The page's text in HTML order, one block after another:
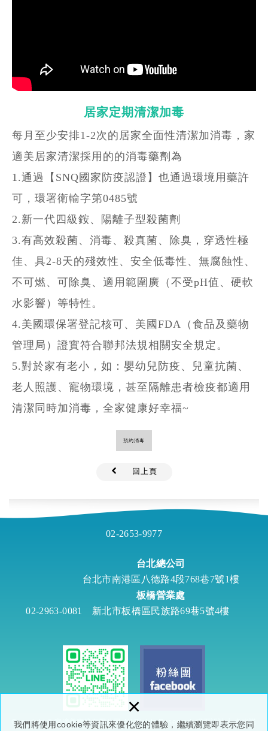
我們將使用cookie等資訊來優化您的體驗，繼續瀏覽即表示您同
×
居家定期清潔加毒
每月至少安排1-2次的居家全面性清潔加消毒，家
適美居家清潔採用的的消毒藥劑為
1.通過【SNQ國家防疫認證】也通過環境用藥許
可，環署衛輸字第0485號
2.新一代四級銨、陽離子型殺菌劑
3.有高效殺菌、消毒、殺真菌、除臭，穿透性極
佳、具2-8天的殘效性、安全低毒性、無腐蝕性、
不可燃、可除臭、適用範圍廣（不受pH值、硬軟
水影響）等特性。
4.美國環保署登記核可、美國FDA（食品及藥物
管理局）證實符合聯邦法規相關安全規定。
5.對於家有老小，如：嬰幼兒防疫、兒童抗菌、
老人照護、寵物環境，甚至隔離患者檢疫都適用
清潔同時加消毒，全家健康好幸福~
預約消毒
回上頁
02-2653-9977
02-2963-0081
台北總公司
台北市南港區八德路4段768巷7號1樓
板橋營業處
新北市板橋區民族路69巷5號4樓
Copyright © 家適美實業有限公司 All Rights Reserved. 網頁設計│ 多米諾